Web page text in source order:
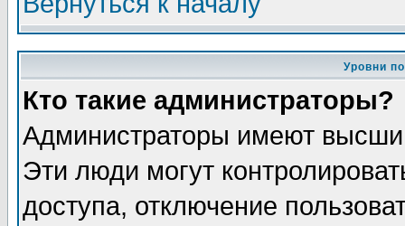
Уровни
Кто такие администраторы?
Администраторы имеют
Эти люди могут
доступа, отключение